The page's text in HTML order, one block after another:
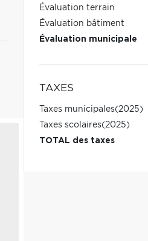
Évaluation terrain
Évaluation bâtiment
Évaluation municipale
TAXES
Taxes municipales(2025)
Taxes scolaires(2025)
TOTAL des taxes